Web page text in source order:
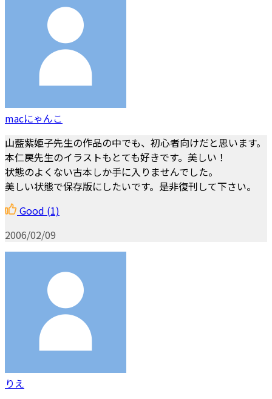
macにゃんこ
山藍紫姫子先生の作品の中でも、初心者向けだと思います。
本仁戻先生のイラストもとても好きです。美しい！
状態のよくない古本しか手に入りませんでした。
美しい状態で保存版にしたいです。是非復刊して下さい。
Good (1)
2006/02/09
りえ